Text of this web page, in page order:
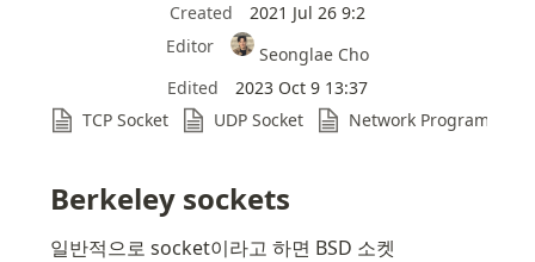
Created
2021 Jul 26 9:2
Editor
Seonglae Cho
Edited
2023 Oct 9 13:37
TCP Socket UDP Socket Network Programming
Berkeley sockets
일반적으로 socket이라고 하면 BSD 소켓